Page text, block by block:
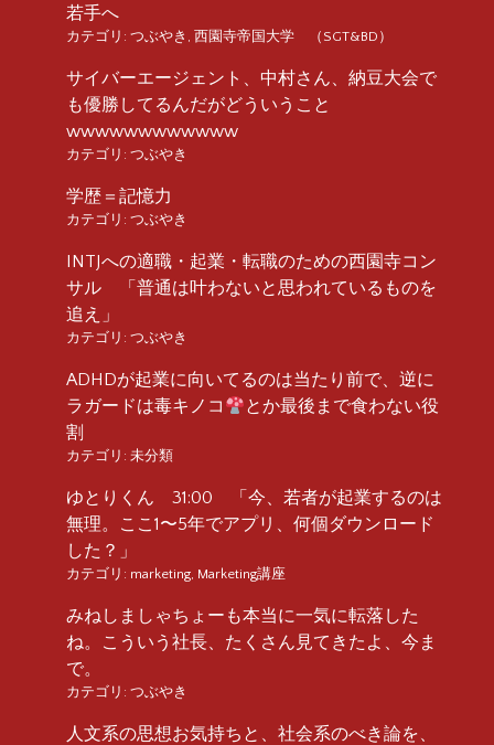
若手へ
カテゴリ: つぶやき , 西園寺帝国大学 （SGT&BD）
サイバーエージェント、中村さん、納豆大会で
も優勝してるんだがどういうこと
wwwwwwwwwwww
カテゴリ: つぶやき
学歴＝記憶力
カテゴリ: つぶやき
INTJへの適職・起業・転職のための西園寺コン
サル 「普通は叶わないと思われているものを
追え」
カテゴリ: つぶやき
ADHDが起業に向いてるのは当たり前で、逆に
ラガードは毒キノコ
とか最後まで食わない役
割
カテゴリ: 未分類
ゆとりくん 31:00 「今、若者が起業するのは
無理。ここ1〜5年でアプリ、何個ダウンロード
した？」
カテゴリ: marketing, Marketing講座
みねしましゃちょーも本当に一気に転落した
ね。こういう社長、たくさん見てきたよ、今ま
で。
カテゴリ: つぶやき
人文系の思想お気持ちと、社会系のべき論を、